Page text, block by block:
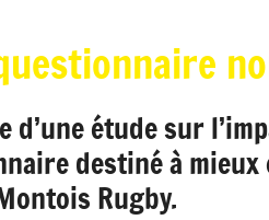
étude sur
destiné à
Rugby.